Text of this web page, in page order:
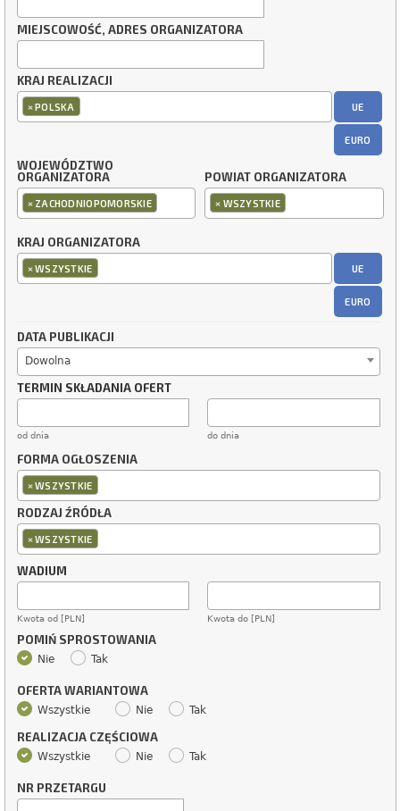
MIEJSCOWOŚĆ, ADRES ORGANIZATORA
KRAJ REALIZACJI
×POLSKA UE
EURO
WOJEWÓDZTWO
ORGANIZATORA
× ZACHODNIOPOMORSKIE
POWIAT ORGANIZATORA
× WSZYSTKIE
KRAJ ORGANIZATORA
×WSZYSTKIE UE
EURO
DATA PUBLIKACJI
Dowolna
TERMIN SKŁADANIA OFERT
od dnia do dnia
FORMA OGŁOSZENIA
×WSZYSTKIE
RODZAJ ŹRÓDŁA
×WSZYSTKIE
WADIUM
Kwota od [PLN] Kwota do [PLN]
POMIŃ SPROSTOWANIA
Nie Tak
OFERTA WARIANTOWA
Wszystkie Nie Tak
REALIZACJA CZĘŚCIOWA
Wszystkie Nie Tak
NR PRZETARGU